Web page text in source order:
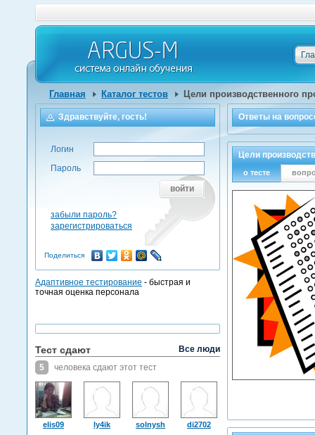
Главная Каталог тестов Цели производственного
Ответы на
Цели
о тесте
Здравствуйте, гость!
Логин
Пароль
войти
забыли пароль?
зарегистрироваться
Поделиться
Адаптивное тестирование - быстрая и
точная оценка персонала
Тест сдают
Все люди
5
человека сдают этот тест
elis09 ly4ik solnysh di2702